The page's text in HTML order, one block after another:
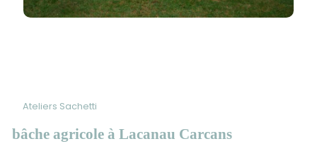
Ateliers Sachetti
bâche agricole à Lacanau Carcans